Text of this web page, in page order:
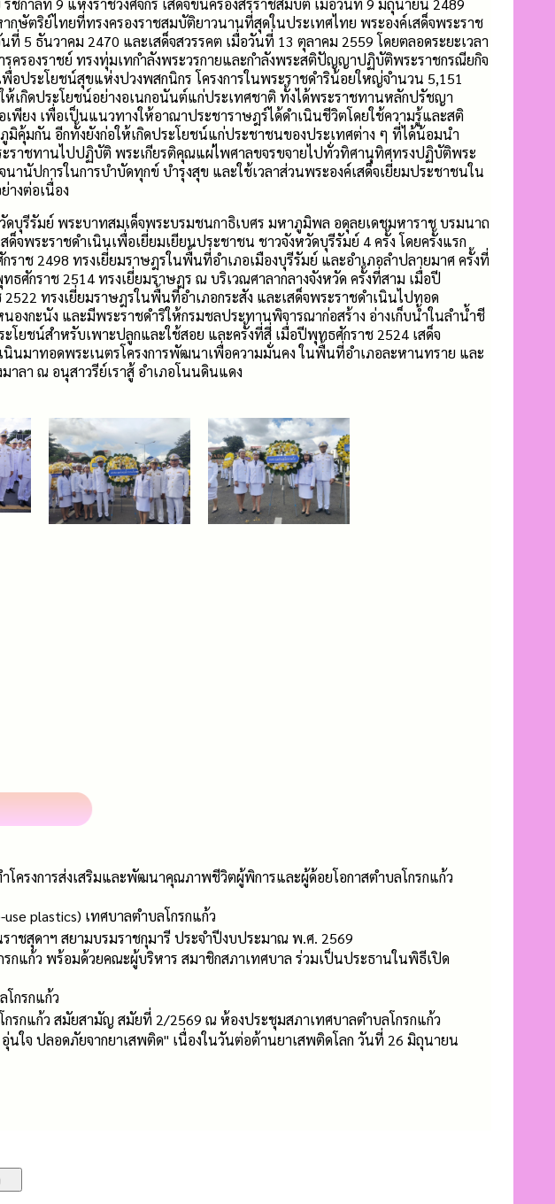
ชกาลที่ 9 แห่งราชวงศ์จักรี เสด็จขึ้นครองสิริราชสมบัติ เมื่อวันที่ 9 มิถุนายน 2489
กษัตริย์ไทยที่ทรงครองราชสมบัติยาวนานที่สุดในประเทศไทย พระองค์เสด็จพระราช
ที่ 5 ธันวาคม 2470 และเสด็จสวรรคต เมื่อวันที่ 13 ตุลาคม 2559 โดยตลอดระยะเวลา
รครองราชย์ ทรงทุ่มเทกำลังพระวรกายและกำลังพระสติปัญญาปฏิบัติพระราชกรณียกิจ
อประโยชน์สุขแห่งปวงพสกนิกร โครงการในพระราชดำริน้อยใหญ่จำนวน 5,151
ให้เกิดประโยชน์อย่างอเนกอนันต์แก่ประเทศชาติ ทั้งได้พระราชทานหลักปรัชญา
เพียง เพื่อเป็นแนวทางให้อาณาประชาราษฎร์ได้ดำเนินชีวิตโดยใช้ความรู้และสติ
คุ้มกัน อีกทั้งยังก่อให้เกิดประโยชน์แก่ประชาชนของประเทศต่าง ๆ ที่ได้น้อมนำ
ราชทานไปปฏิบัติ พระเกียรติคุณแผ่ไพศาลขจรขจายไปทั่วทิศานุทิศทรงปฏิบัติพระ
นานัปการในการบำบัดทุกข์ บำรุงสุข และใช้เวลาส่วนพระองค์เสด็จเยี่ยมประชาชนใน
างต่อเนื่อง
ดบุรีรัมย์ พระบาทสมเด็จพระบรมชนกาธิเบศร มหาภูมิพล อดุลยเดชมหาราช บรมนาถ
ด็จพระราชดำเนินเพื่อเยี่ยมเยียนประชาชน ชาวจังหวัดบุรีรัมย์ 4 ครั้ง โดยครั้งแรก
ราช 2498 ทรงเยี่ยมราษฎรในพื้นที่อำเภอเมืองบุรีรัมย์ และอำเภอลำปลายมาศ ครั้งที่
ธศักราช 2514 ทรงเยี่ยมราษฎร ณ บริเวณศาลากลางจังหวัด ครั้งที่สาม เมื่อปี
ทรงเยี่ยมราษฎรในพื้นที่อำเภอกระสัง และเสด็จพระราชดำเนินไปทอด
องกะนัง และมีพระราชดำริให้กรมชลประทานพิจารณาก่อสร้าง อ่างเก็บน้ำในลำน้ำชี
โยชน์สำหรับเพาะปลูกและใช้สอย และครั้งที่สี่ เมื่อปีพุทธศักราช 2524 เสด็จ
นินมาทอดพระเนตรโครงการพัฒนาเพื่อความมั่นคง ในพื้นที่อำเภอละหานทราย และ
มาลา ณ อนุสาวรีย์เราสู้ อำเภอโนนดินแดง
โครงการส่งเสริมและพัฒนาคุณภาพชีวิตผู้พิการและผู้ด้อยโอกาสตำบลโกรกแก้ว
plastics) เทศบาลตำบลโกรกแก้ว
ชสุดาฯ สยามบรมราชกุมารี ประจำปีงบประมาณ พ.ศ. 2569
กแก้ว พร้อมด้วยคณะผู้บริหาร สมาชิกสภาเทศบาล ร่วมเป็นประธานในพิธีเปิด
กรกแก้ว
รกแก้ว สมัยสามัญ สมัยที่ 2/2569 ณ ห้องประชุมสภาเทศบาลตำบลโกรกแก้ว
จ ปลอดภัยจากยาเสพติด" เนื่องในวันต่อต้านยาเสพติดโลก ​วันที่ 26 มิถุนายน